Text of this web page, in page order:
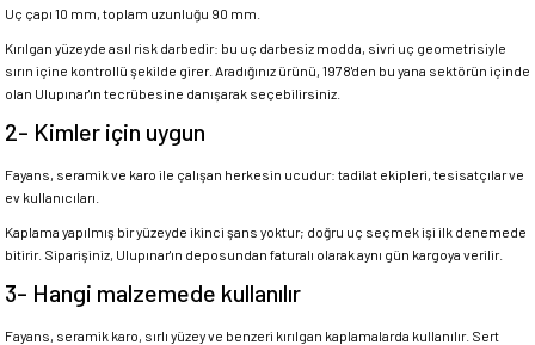
Uç çapı 10 mm, toplam uzunluğu 90 mm.
Kırılgan yüzeyde asıl risk darbedir: bu uç darbesiz modda, sivri uç geometrisiyle
sırın içine kontrollü şekilde girer. Aradığınız ürünü, 1978'den bu yana sektörün içinde
olan Ulupınar'ın tecrübesine danışarak seçebilirsiniz.
2- Kimler için uygun
Fayans, seramik ve karo ile çalışan herkesin ucudur: tadilat ekipleri, tesisatçılar ve
ev kullanıcıları.
Kaplama yapılmış bir yüzeyde ikinci şans yoktur; doğru uç seçmek işi ilk denemede
bitirir. Siparişiniz, Ulupınar'ın deposundan faturalı olarak aynı gün kargoya verilir.
3- Hangi malzemede kullanılır
Fayans, seramik karo, sırlı yüzey ve benzeri kırılgan kaplamalarda kullanılır. Sert